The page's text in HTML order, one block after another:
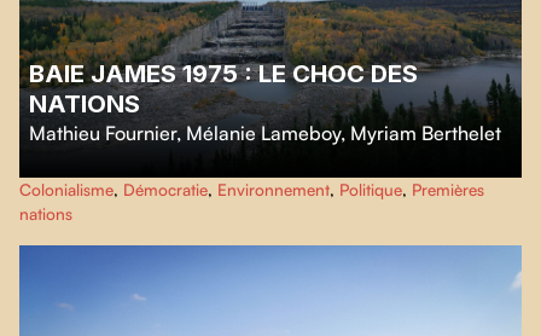
BAIE JAMES 1975 : LE CHOC DES
NATIONS
Mathieu Fournier, Mélanie Lameboy, Myriam Berthelet
Ce film nous ramène à l’origine de deux grandes révolutions : l’expansion
fulgurante d’Hydro-Québec avec la construction du complexe La Grande,
et l’éveil des nations autochtones du Nord du Québec.
Colonialisme, Démocratie, Environnement, Politique, Premières
nations